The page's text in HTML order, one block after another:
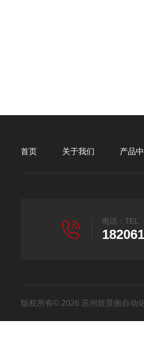
首页 关于我们 产品
电话：TEL
版权所有© 2026 苏州煜景衡自